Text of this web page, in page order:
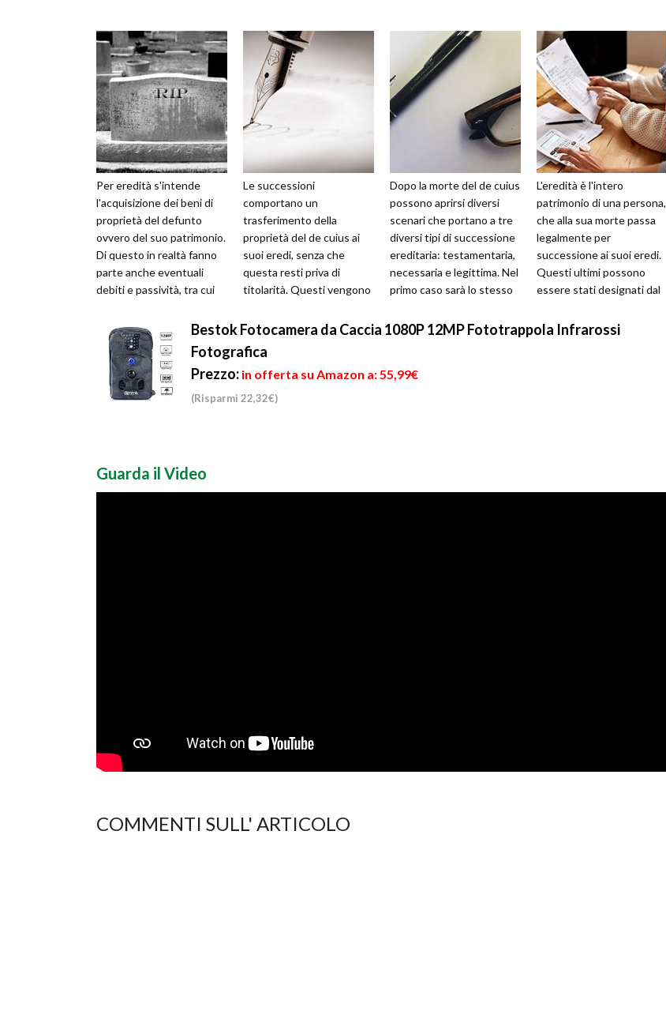
Per eredità s'intende
l'acquisizione dei beni di
proprietà del defunto
ovvero del suo patrimonio.
Di questo in realtà fanno
parte anche eventuali
debiti e passività, tra cui
Le successioni
comportano un
trasferimento della
proprietà del de cuius ai
suoi eredi, senza che
questa resti priva di
titolarità. Questi vengono
defunto tramite un
Dopo la morte del de cuius
possono aprirsi diversi
scenari che portano a tre
diversi tipi di successione
ereditaria: testamentaria,
necessaria e legittima. Nel
primo caso sarà lo stesso
L'eredità è l'intero
patrimonio di una persona,
che alla sua morte passa
legalmente per
successione ai suoi eredi.
Questi ultimi possono
essere stati designati dal
redazione ...
Bestok Fotocamera da Caccia 1080P 12MP Fototrappola Infrarossi
Fotografica
Prezzo: in offerta su Amazon a: 55,99€
(Risparmi 22,32€)
Guarda il Video
COMMENTI SULL' ARTICOLO